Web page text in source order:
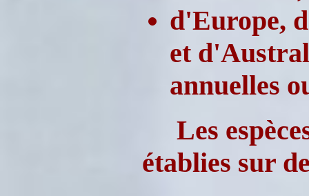
d'Europe,
et
annuelles
Les
établies sur